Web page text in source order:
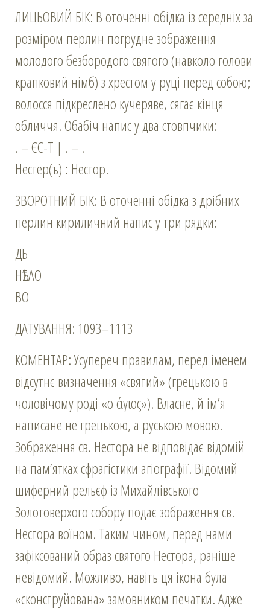
ЛИЦЬОВИЙ БІК: В оточенні обідка із середніх за
розміром перлин погрудне зображення
молодого безбородого святого (навколо голови
крапковий німб) з хрестом у руці перед собою;
волосся підкреслено кучеряве, сягає кінця
обличчя. Обабіч напис у два стовпчики:
. – ЄС-Т | . – .
Нестер(ъ) : Нестор.
ЗВОРОТНИЙ БІК: В оточенні обідка з дрібних
перлин кириличний напис у три рядки:
ДЬ
НѢΣΛΟ
ВΟ
ДАТУВАННЯ: 1093–1113
КОМЕНТАР: Усупереч правилам, перед іменем
відсутнє визначення «святий» (грецькою в
чоловічому роді «ο άγιος»). Власне, й ім’я
написане не грецькою, а руською мовою.
Зображення св. Нестора не відповідає відомій
на пам’ятках сфрагістики агіографії. Відомий
шиферний рельєф із Михайлівського
Золотоверхого собору подає зображення св.
Нестора воїном. Таким чином, перед нами
зафіксований образ святого Нестора, раніше
невідомий. Можливо, навіть ця ікона була
«сконструйована» замовником печатки. Адже